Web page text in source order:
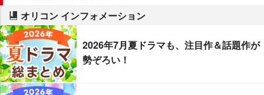
オリコン インフォメーション
2026年7月夏ドラマも、注目作＆話題作が
勢ぞろい！